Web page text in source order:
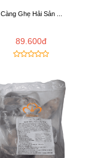
Càng Ghẹ Hải Sản ...
89.600đ